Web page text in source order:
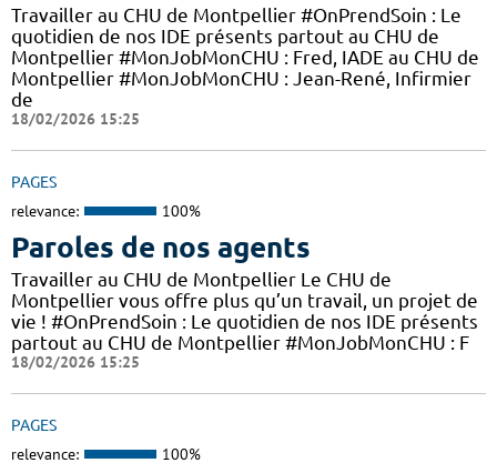
Travailler au CHU de Montpellier #OnPrendSoin : Le
quotidien de nos IDE présents partout au CHU de
Montpellier #MonJobMonCHU : Fred, IADE au CHU de
Montpellier #MonJobMonCHU : Jean-René, Infirmier
de
18/02/2026 15:25
PAGES
relevance: 100%
Paroles de nos agents
Travailler au CHU de Montpellier Le CHU de
Montpellier vous offre plus qu’un travail, un projet de
vie ! #OnPrendSoin : Le quotidien de nos IDE présents
partout au CHU de Montpellier #MonJobMonCHU : F
18/02/2026 15:25
PAGES
relevance: 100%